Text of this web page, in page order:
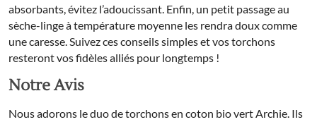
absorbants, évitez l’adoucissant. Enfin, un petit passage au
sèche-linge à température moyenne les rendra doux comme
une caresse. Suivez ces conseils simples et vos torchons
resteront vos fidèles alliés pour longtemps !
Notre Avis
Nous adorons le duo de torchons en coton bio vert Archie. Ils